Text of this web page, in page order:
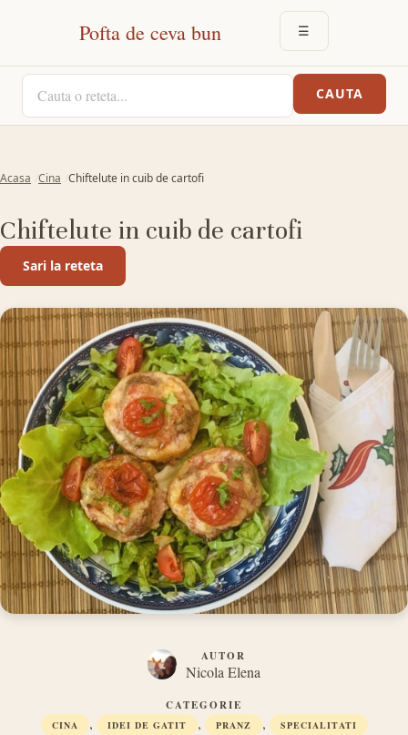
Pofta de ceva bun ☰DESCHIDE
CAUTA O RETETA
CAUTA
Acasa Cina Chiftelute in cuib de cartofi
Chiftelute in cuib de cartofi
Sari la reteta
AUTOR
Nicola Elena
CATEGORIE
CINA , IDEI DE GATIT , PRANZ , SPECIALITATI